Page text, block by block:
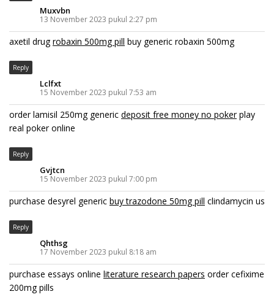
Muxvbn
13 November 2023 pukul 2:27 pm
axetil drugrobaxin 500mg pill buy generic robaxin 500mg
Reply
Lclfxt
15 November 2023 pukul 7:53 am
order lamisil 250mg generic deposit free money no pokerplay
real poker online
Reply
Gvjtcn
15 November 2023 pukul 7:00 pm
purchase desyrel generic buy trazodone 50mg pill clindamycin us
Reply
Qhthsg
17 November 2023 pukul 8:18 am
purchase essays online literature research papers order cefixime
200mg pills